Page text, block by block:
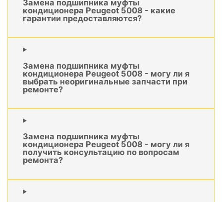
Замена подшипника муфты
кондиционера Peugeot 5008 - какие
гарантии предоставляются?
Замена подшипника муфты
кондиционера Peugeot 5008 - могу ли я
выбрать неоригинальные запчасти при
ремонте?
Замена подшипника муфты
кондиционера Peugeot 5008 - могу ли я
получить консультацию по вопросам
ремонта?